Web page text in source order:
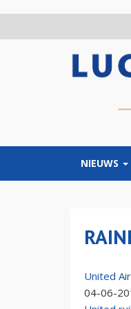
NIEUWS
United
04-06-